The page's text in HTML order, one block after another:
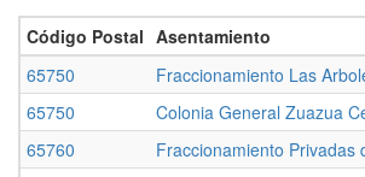
Código Postal Asentamiento
65750
Fraccionamiento Las
65750
Colonia General Zuazua
65760
Fraccionamiento Privadas